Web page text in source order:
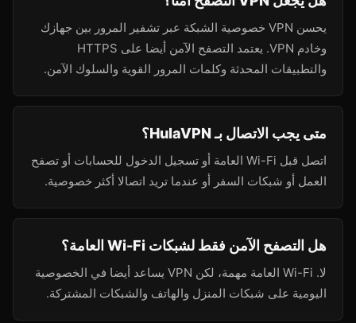
يحسن VPN خصوصية الشبكة عبر تشفير المرور بين جهازك
وخادم VPN. يعتمد التصفح الآمن أيضا على HTTPS
والتطبيقات المحدثة وكلمات المرور القوية والسلوك الآمن.
متى يجب الاتصال بـ HulaVPN؟
اتصل قبل Wi-Fi العامة أو تسجيل الدخول للحسابات أو تصفح
العمل أو شبكات السفر أو عندما تريد اتصالا أكثر خصوصية.
هل التصفح الآمن فقط لشبكات Wi-Fi العامة؟
لا. Wi-Fi العامة مهمة، لكن VPN يساعد أيضا في الخصوصية
اليومية على شبكات المنزل والهاتف والشبكات المشتركة.